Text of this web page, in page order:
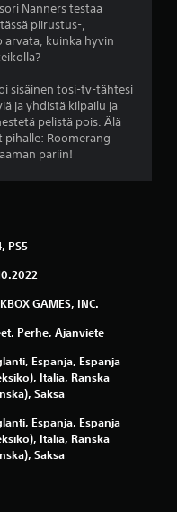
o
s
e
)
Nanners testaa
piirustus-,
arvata, kuinka hyvin
sisäinen tosi-tv-tähtesi
ja yhdistä kilpailu ja
pelistä pois. Älä
Roomerang
pariin!
PS5
GAMES, INC.
Perhe, Ajanviete
Espanja, Espanja
Italia, Ranska
Saksa
Espanja, Espanja
Italia, Ranska
Saksa